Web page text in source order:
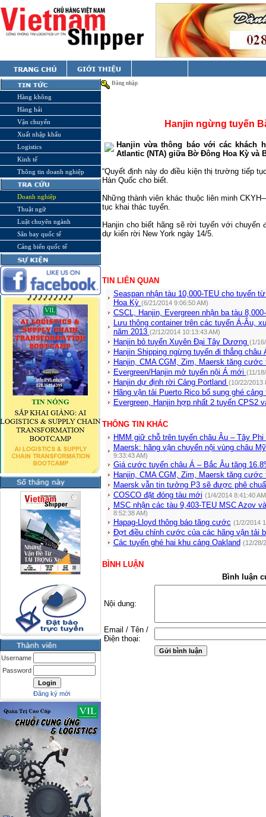
Hàng không
Hàng hải
Vận chuyển
Xuất nhập khẩu
Logistics
Kinh tế
Thông tin doanh nghiệp
Doanh nghiệp
Thuật ngữ
Luật chuyên ngành
Sân bay quốc tế
Cảng biển quốc tế
Username
Password
Đăng ký mới
Đăng nhập
Hanjin ngừng tuyến
Hanjin vừa thông báo với các khách
Atlantic (NTA) giữa Bờ Đông Hoa Kỳ và
“Quyết định này do điều kiện thị trường tiếp
Hàn Quốc cho biết.
Những thành viên khác thuộc liên minh
tục khai thác tuyến.
Hanjin cho biết hãng sẽ rời tuyến với chuyến
dự kiến rời New York ngày 14/5.
TIN LIÊN QUAN
Seaspan nhận tàu 10,000-TEU cho tuyến
Hoa Kỳ (6/21/2014 9:06:50 AM)
CSCL, Hanjin, Evergreen nhận ba tàu
Lưu thông container trên các tuyến Á-Âu,
năm 2013 (2/12/2014 10:13:43 AM)
Hanjin bỏ tuyến Xuyên Đại Tây Dương (1/
Hanjin Shipping ngừng tuyến đi thẳng
Hanjin, CMA CGM, Zim, Maersk tăng
Evergreen/Hanjin mở tuyến nội Á mới (11/
Hanjin dự định rời Cảng Portland (10/22/2013
Hãng vận tải Puerto Rico bổ sung ghé
Evergreen, Hanjin hợp nhất 2 tuyến CPS2
THÔNG TIN KHÁC
HMM giữ chỗ trên tuyến châu Âu – Tây Phi
Maersk: hãng vận chuyển nội vùng châu
9:33:43 AM)
Giá cước tuyến châu Á – Bắc Âu tăng
Hanjin, CMA CGM, Zim, Maersk tăng cước
Maersk vẫn tin tưởng P3 sẽ được phê
COSCO đặt đóng tàu mới (1/4/2014 8:41:40
MSC nhận các tàu 9,403-TEU MSC Azov
8:52:38 AM)
Hapag-Lloyd thông báo tăng cước (1/2/2014
Đợt điều chỉnh cước của các hãng vận tải
Các tuyến ghé hai khu cảng Oakland (12/28/
BÌNH LUẬN
Bình luận
Nội dung:
Email / Tên /
Điện thoại: